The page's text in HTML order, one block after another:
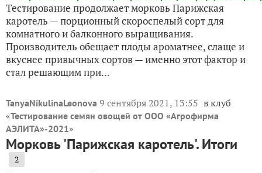
Тестирование продолжает морковь Парижская
каротель — порционный скороспелый сорт для
комнатного и балконного выращивания.
Производитель обещает плоды ароматнее, слаще и
вкуснее привычных сортов — именно этот фактор и
стал решающим при...
TanyaNikulinaLeonova 9 сентября 2021, 13:55 в клуб
«Тестирование семян овощей от ООО «Агрофирма
АЭЛИТА»-2021»
Морковь 'Парижская каротель'. Итоги
2